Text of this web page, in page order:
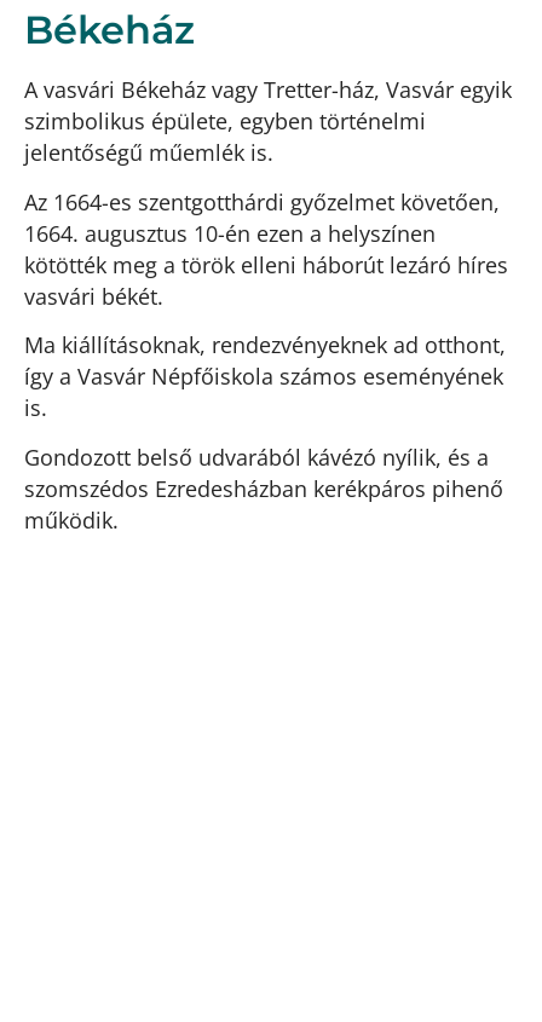
Békeház
A vasvári Békeház vagy Tretter-ház, Vasvár egyik
szimbolikus épülete, egyben történelmi
jelentőségű műemlék is.
Az 1664-es szentgotthárdi győzelmet követően,
1664. augusztus 10-én ezen a helyszínen
kötötték meg a török elleni háborút lezáró híres
vasvári békét.
Ma kiállításoknak, rendezvényeknek ad otthont,
így a Vasvár Népfőiskola számos eseményének
is.
Gondozott belső udvarából kávézó nyílik, és a
szomszédos Ezredesházban kerékpáros pihenő
működik.